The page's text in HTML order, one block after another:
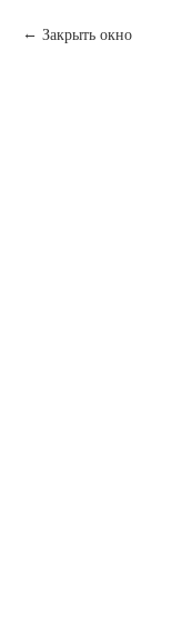
Закрыть окно